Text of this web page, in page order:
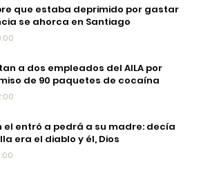
que estaba deprimido por gastar
se ahorca en Santiago
a dos empleados del AILA por
de 90 paquetes de cocaína
el entró a pedrá a su madre: decía
era el diablo y él, Dios